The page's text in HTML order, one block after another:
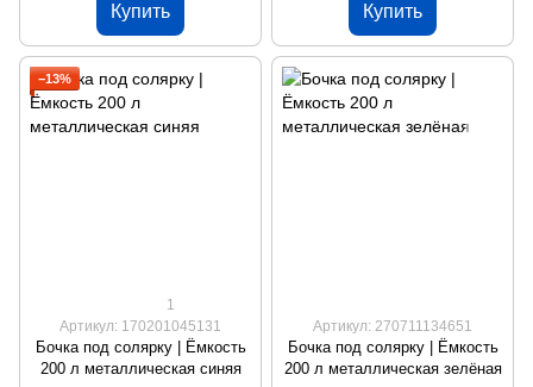
Купить Купить
−13%
1
Артикул: 170201045131
Бочка под солярку | Ёмкость
200 л металлическая синяя
Артикул: 270711134651
Бочка под солярку | Ёмкость
200 л металлическая зелёная